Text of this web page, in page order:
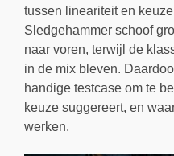
tussen lineariteit en
Sledgehammer schoof
naar voren, terwijl de
in de mix bleven.
handige testcase om te
keuze suggereert, en
werken.